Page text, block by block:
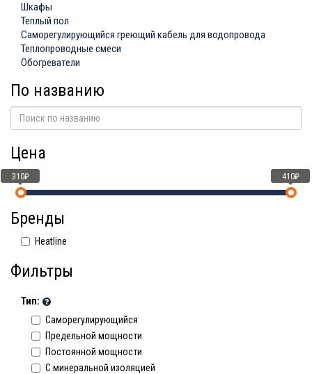
Шкафы
Теплый пол
Саморегулирующийся греющий кабель для водопровода
Теплопроводные смеси
Обогреватели
По названию
Цена
310₽ 410₽
Бренды
Heatline
Фильтры
Тип:
Саморегулирующийся
Предельной мощности
Постоянной мощности
C минеральной изоляцией